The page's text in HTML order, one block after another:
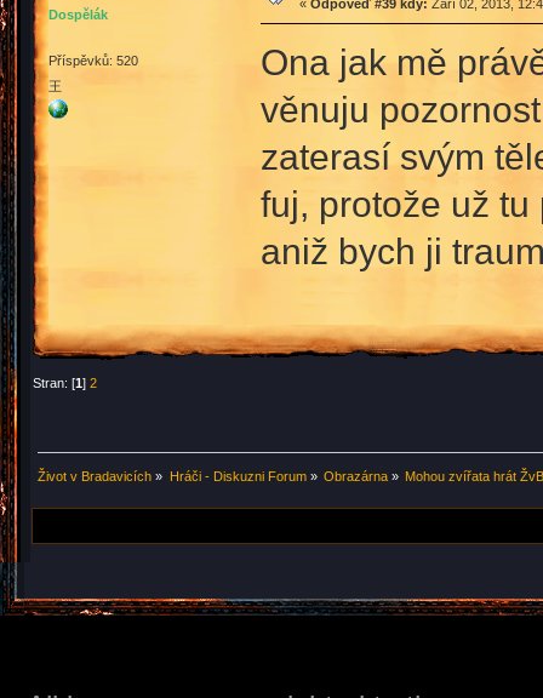
Dospělák
Příspěvků: 520
王
« Odpověď #39 kdy: Září 02, 2013,
Ona jak mě
věnuju
zaterasí svým
fuj, protože už
aniž bych ji
Stran: [1]2
Život v Bradavicích » Hráči - Diskuzni Forum» Obrazárna» Mohou zvířata hrát